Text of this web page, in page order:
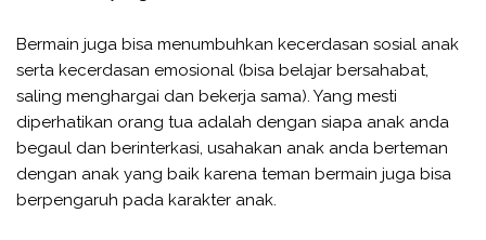
Bermain juga bisa menumbuhkan kecerdasan sosial anak
serta kecerdasan emosional (bisa belajar bersahabat,
saling menghargai dan bekerja sama). Yang mesti
diperhatikan orang tua adalah dengan siapa anak anda
begaul dan berinterkasi, usahakan anak anda berteman
dengan anak yang baik karena teman bermain juga bisa
berpengaruh pada karakter anak.